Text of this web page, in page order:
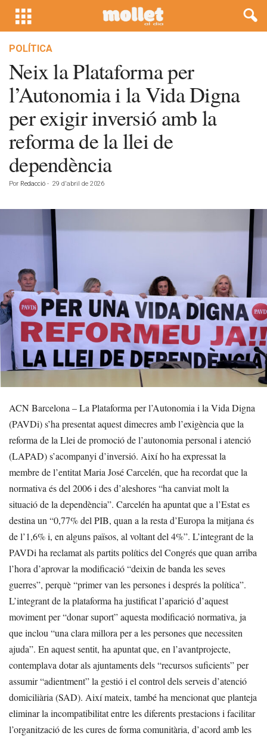
POLÍTICA
Neix la Plataforma per
l’Autonomia i la Vida Digna
per exigir inversió amb la
reforma de la llei de
dependència
Por Redacció - 29 d'abril de 2026
ACN Barcelona – La Plataforma per l’Autonomia i la Vida Digna
(PAVDi) s’ha presentat aquest dimecres amb l’exigència que la
reforma de la Llei de promoció de l’autonomia personal i atenció
(LAPAD) s’acompanyi d’inversió. Així ho ha expressat la
membre de l’entitat Maria José Carcelén, que ha recordat que la
normativa és del 2006 i des d’aleshores “ha canviat molt la
situació de la dependència”. Carcelén ha apuntat que a l’Estat es
destina un “0,77% del PIB, quan a la resta d’Europa la mitjana és
de l’1,6% i, en alguns països, al voltant del 4%”. L’integrant de la
PAVDi ha reclamat als partits polítics del Congrés que quan arriba
l’hora d’aprovar la modificació “deixin de banda les seves
guerres”, perquè “primer van les persones i després la política”.
L’integrant de la plataforma ha justificat l’aparició d’aquest
moviment per “donar suport” aquesta modificació normativa, ja
que inclou “una clara millora per a les persones que necessiten
ajuda”. En aquest sentit, ha apuntat que, en l’avantprojecte,
contemplava dotar als ajuntaments dels “recursos suficients” per
assumir “adientment” la gestió i el control dels serveis d’atenció
domiciliària (SAD). Així mateix, també ha mencionat que planteja
eliminar la incompatibilitat entre les diferents prestacions i facilitar
l’organització de les cures de forma comunitària, d’acord amb les